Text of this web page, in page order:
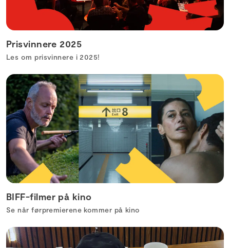
Prisvinnere 2025
Les om prisvinnere i 2025!
BIFF-filmer på kino
Se når førpremierene kommer på kino